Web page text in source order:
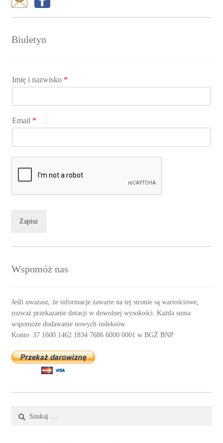
Biuletyn
Imię i nazwisko *
Email *
Zapisz
Wspomóż nas
Jeśli uważasz, że informacje zawarte na tej stronie są wartościowe,
rozważ przekazanie dotacji w dowolnej wysokości. Każda suma
wspomoże dodawanie nowych indeksów.
Konto: 37 1600 1462 1834 7686 6000 0001 w BGŻ BNP